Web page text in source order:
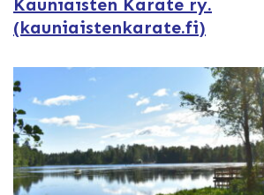
(kauniaistenkarate.fi)